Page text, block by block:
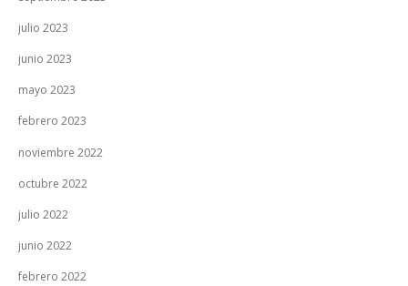
julio 2023
junio 2023
mayo 2023
febrero 2023
noviembre 2022
octubre 2022
julio 2022
junio 2022
febrero 2022